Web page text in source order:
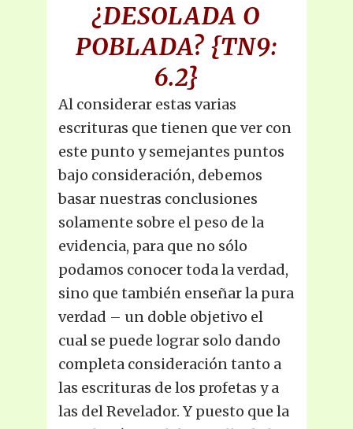
¿DESOLADA O
POBLADA? {TN9:
6.2}
Al considerar estas varias
escrituras que tienen que ver con
este punto y semejantes puntos
bajo consideración, debemos
basar nuestras conclusiones
solamente sobre el peso de la
evidencia, para que no sólo
podamos conocer toda la verdad,
sino que también enseñar la pura
verdad – un doble objetivo el
cual se puede lograr solo dando
completa consideración tanto a
las escrituras de los profetas y a
las del Revelador. Y puesto que la